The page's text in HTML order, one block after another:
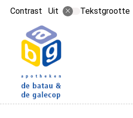
Contrast Uit Tekstgrootte